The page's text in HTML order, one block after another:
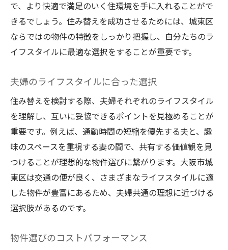
で、より快適で満足のいく住環境を手に入れることがで
きるでしょう。住み替えを成功させるためには、城東区
ならではの物件の特徴をしっかり把握し、自分たちのラ
イフスタイルに最適な選択をすることが重要です。
夫婦のライフスタイルに合った選択
住み替えを検討する際、夫婦それぞれのライフスタイル
を理解し、互いに妥協できるポイントを見極めることが
重要です。例えば、通勤時間の短縮を優先する夫と、趣
味のスペースを重視する妻の間で、共有する価値観を見
つけることが理想的な物件選びに繋がります。大阪市城
東区は交通の便が良く、さまざまなライフスタイルに適
した物件が豊富にあるため、夫婦共通の理想に近づける
選択肢があるのです。
物件選びのコストパフォーマンス